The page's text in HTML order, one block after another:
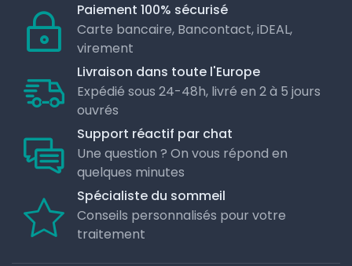
Paiement 100% sécurisé
Carte bancaire, Bancontact, iDEAL,
virement
Livraison dans toute l'Europe
Expédié sous 24-48h, livré en 2 à 5 jours
ouvrés
Support réactif par chat
Une question ? On vous répond en
quelques minutes
Spécialiste du sommeil
Conseils personnalisés pour votre
traitement